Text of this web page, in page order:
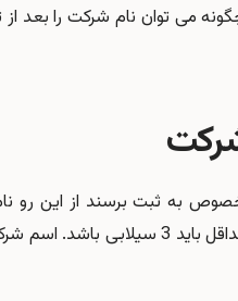
می توان نام شرکت را بعد
به ثبت برسند از این رو
همین ویژگی باشد. اسم شرکت حداقل